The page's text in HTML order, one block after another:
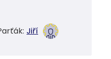
Jiří